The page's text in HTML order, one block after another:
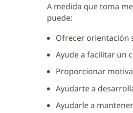
Wellness
Contenido
Adicional
A medida que toma
puede:
Ofrecer orientación
Ayude a facilitar un
Proporcionar
Ayudarte a
Ayudarle a